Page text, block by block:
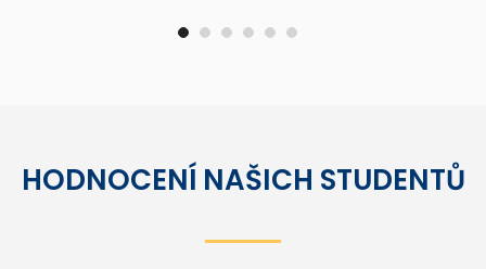
HODNOCENÍ NAŠICH STUDENTŮ